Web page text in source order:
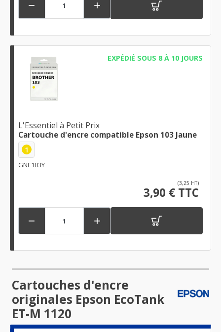
 
EXPÉDIÉ SOUS 8 À 10 JOURS
L'Essentiel à Petit Prix
Cartouche d'encre compatible Epson 103 Jaune
1
GNE103Y
(3,25 HT)
3,90 € TTC
 
Cartouches d'encre
originales Epson EcoTank
ET-M 1120